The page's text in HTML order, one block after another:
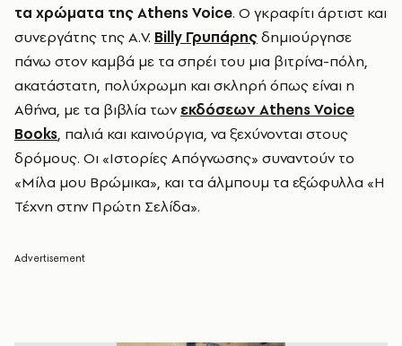
τα χρώµατα της Athens Voice. Ο γκραφίτι άρτιστ και
συνεργάτης της A.V. Billy Γρυπάρηςδημιούργησε
πάνω στον καμβά με τα σπρέι του µια βιτρίνα-πόλη,
ακατάστατη, πολύχρωμη και σκληρή όπως είναι η
Αθήνα, με τα βιβλία των εκδόσεων Athens Voice
Books, παλιά και καινούργια, να ξεχύνονται στους
δρόμους. Οι «Ιστορίες Απόγνωσης» συναντούν το
«Μίλα μου Βρώμικα», και τα άλμπουμ τα εξώφυλλα «Η
Τέχνη στην Πρώτη Σελίδα».